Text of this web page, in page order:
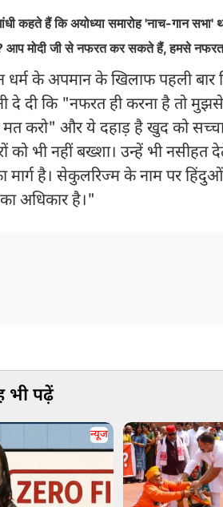
कहते हैं कि अयोध्या समारोह 'नाच-गान
आप मोदी जी से नफरत कर सकते हैं, हमसे
धर्म के अपमान के खिलाफ पहली
दे दी कि "नफरत ही करना है तो
मत करो" और ये दहाड़ है खुद को
को भी नहीं बख्शा। उन्हें भी
मार्ग है। सेकुलरिज्म के नाम पर
अधिकार है।"
भी पढ़ें
न्यूज